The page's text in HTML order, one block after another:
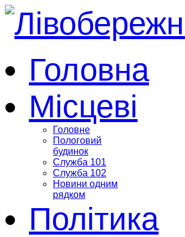
Головна
Місцеві
Головне
Пологовий
будинок
Служба 101
Служба 102
Новини одним
рядком
Політика